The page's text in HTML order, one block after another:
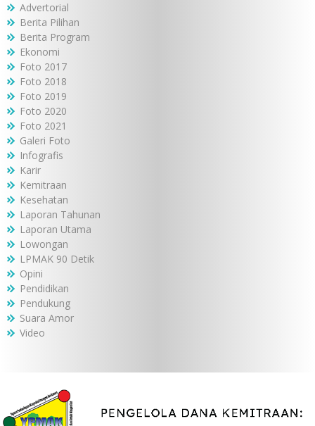
Advertorial
Berita Pilihan
Berita Program
Ekonomi
Foto 2017
Foto 2018
Foto 2019
Foto 2020
Foto 2021
Galeri Foto
Infografis
Karir
Kemitraan
Kesehatan
Laporan Tahunan
Laporan Utama
Lowongan
LPMAK 90 Detik
Opini
Pendidikan
Pendukung
Suara Amor
Video